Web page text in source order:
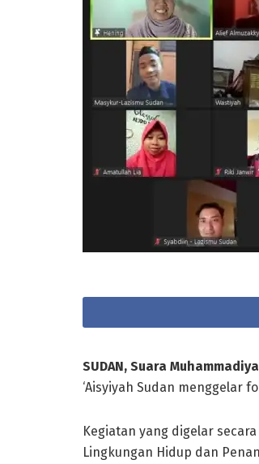
SUDAN, Suara
‘Aisyiyah Sudan menggelar
Kegiatan yang digelar
Lingkungan Hidup dan